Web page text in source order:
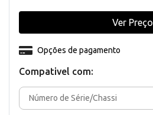
Compativel com:
Opções de pagamento
Ver Preço